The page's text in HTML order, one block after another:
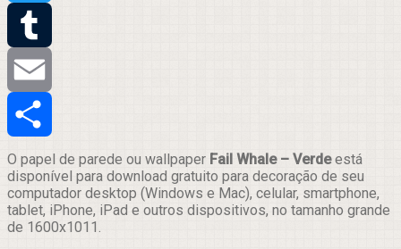
Twitter
Tumblr
Email
Compartilhar
O papel de parede ou wallpaper Fail Whale – Verdeestá
disponível para download gratuito para decoração de seu
computador desktop (Windows e Mac), celular, smartphone,
tablet, iPhone, iPad e outros dispositivos, no tamanho grande
de 1600x1011.